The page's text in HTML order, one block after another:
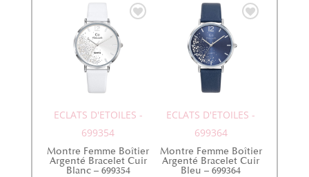
ECLATS D'ETOILES -
699354
Montre Femme Boîtier
Argenté Bracelet Cuir
Blanc – 699354
ECLATS D'ETOILES -
699364
Montre Femme Boîtier
Argenté Bracelet Cuir
Bleu – 699364